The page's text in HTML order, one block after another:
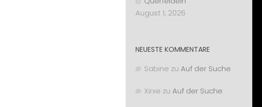
August 1, 2026
NEUESTE KOMMENTARE
Sabine zu Auf der Suche
Xirxe zu Auf der Suche